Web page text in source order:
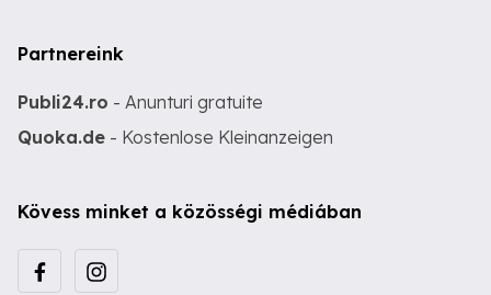
Partnereink
Publi24.ro - Anunturi gratuite
Quoka.de - Kostenlose Kleinanzeigen
Kövess minket a közösségi médiában